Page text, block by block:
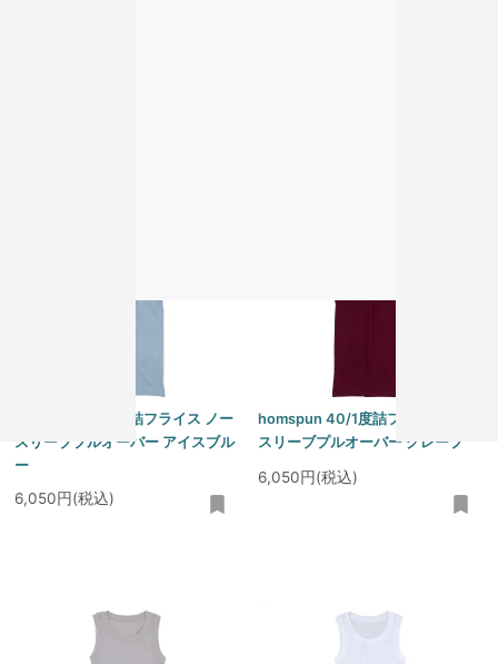
homspun 40/1度詰フライス ノー
スリーブプルオーバー アイスブル
ー
6,050円(税込)
homspun 40/1度詰フライス ノー
スリーブプルオーバー グレープ
6,050円(税込)